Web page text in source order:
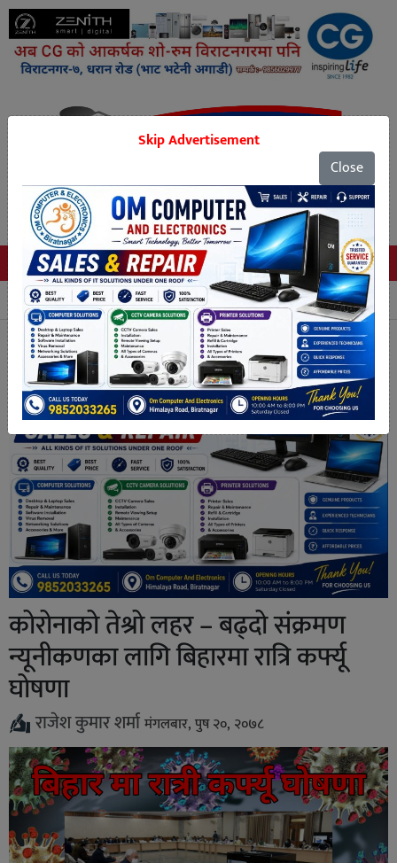
Tags
कोरोनाको तेश्रो लहर – बढ्दो संक्रमण
न्यूनीकणका लागि बिहारमा रात्रि कर्फ्यू
घोषणा
राजेश कुमार शर्मामंगलबार, पुष २०, २०७८
Skip Advertisement
Close